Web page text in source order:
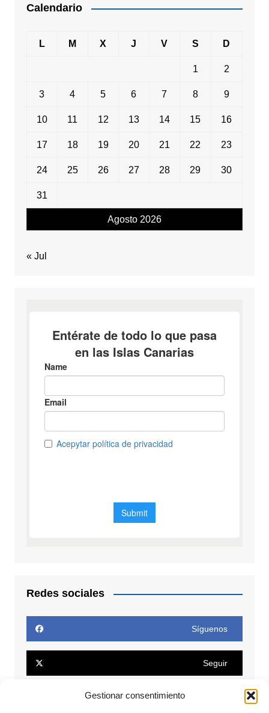
Gestionar consentimiento
Calendario
Agosto 2026
L M X J V S D
1 2
3 4 5 6 7 8 9
10 11 12 13 14 15 16
17 18 19 20 21 22 23
24 25 26 27 28 29 30
31
« Jul
Redes sociales
Síguenos
Seguir